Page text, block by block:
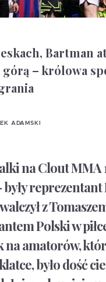
Bartman
górą – królowa
ADAMSKI
na Clout MMA
reprezentant
z
Polski w
na amatorów,
było dość